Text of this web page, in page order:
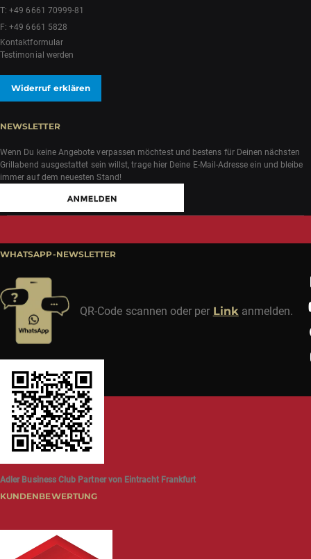
T:+49 6661 70999-81
F: +49 6661 5828
Kontaktformular
Testimonial werden
Widerruf erklären
NEWSLETTER
Wenn Du keine Angebote verpassen möchtest und bestens für Deinen nächsten
Grillabend ausgestattet sein willst, trage hier Deine E-Mail-Adresse ein und bleibe
immer auf dem neuesten Stand!
WHATSAPP-NEWSLETTER
QR-Code scannen oder per Link anmelden.
Adler Business Club Partner von Eintracht Frankfurt
KUNDENBEWERTUNG